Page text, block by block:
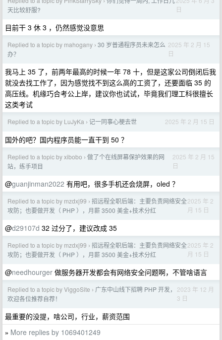
天比较舒服?
日
目前干 3 休 3 ，仍然感觉没意思
Replied to a topic by mahogany › 30 岁普通程序员未来怎么
办？
2025 年 2 月 15
日
我马上 35 了，前两年最高的时候一年 78 十，但是这家公司倒闭后我
就没去找工作了，因为感觉找不到这么高的工资了，还要面临 35 的
高压线。机缘巧合考公上岸，建议你也试试，毕竟我们理工科很擅长
这类考试
Replied to a topic by LuJyKa › 记一同事心梗去世 2025 年 2 月 15 日
国外的吧？国内程序员能一直干到 50 ？
Replied to a topic by xibobo › 做了个在线屏幕保护效果的网
站，练手项目
2025 年 2 月 15
日
@guanjinman2022 有用吧，很多手机还会烧屏，oled ？
Replied to a topic by mzdxj99 › 招远程全职后端：主要负责网络安全
攻防；也要做开发（ PHP ），月薪 3500 美金+技术分红
2025 年 2
月 15 日
@d29107d 32 过分了，建议改成 35
Replied to a topic by mzdxj99 › 招远程全职后端：主要负责网络安全
攻防；也要做开发（ PHP ），月薪 3500 美金+技术分红
2025 年 2
月 15 日
@needhourger 做服务器开发都会有网络安全问题啊，不管啥语言
Replied to a topic by ViggoSite › 广东中山线下招聘 PHP 开发，
欢迎各位推荐自荐！
2023 年 12 月
3 日
最重要的没提，啥公司，行业，薪资范围
» More replies by 1069401249